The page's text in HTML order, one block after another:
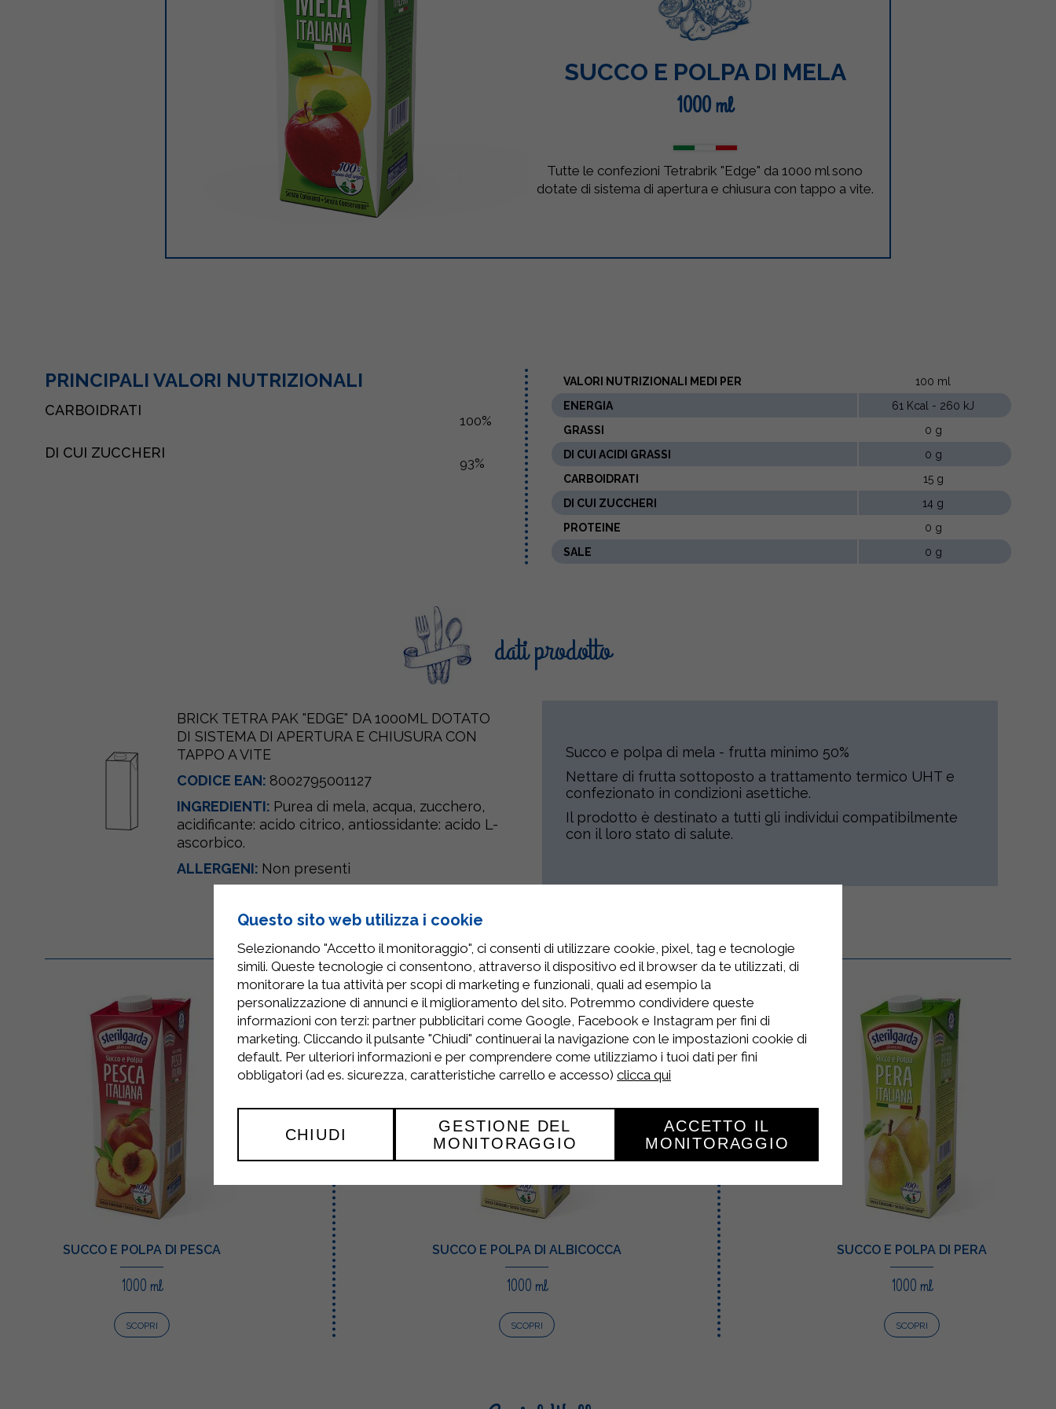
SUCCO E POLPA DI MELA
1000 ml
Tutte le confezioni Tetrabrik "Edge" da 1000 ml sono
dotate di sistema di apertura e chiusura con tappo a vite.
PRINCIPALI VALORI NUTRIZIONALI
CARBOIDRATI
100%
DI CUI ZUCCHERI
93%
VALORI NUTRIZIONALI MEDI PER
100 ml
ENERGIA
61 Kcal - 260 kJ
GRASSI
0 g
DI CUI ACIDI GRASSI
0 g
CARBOIDRATI
15 g
DI CUI ZUCCHERI
14 g
PROTEINE
0 g
SALE
0 g
dati prodotto
BRICK TETRA PAK "EDGE" DA 1000ML DOTATO
DI SISTEMA DI APERTURA E CHIUSURA CON
TAPPO A VITE
CODICE EAN: 8002795001127
INGREDIENTI: Purea di mela, acqua, zucchero,
acidificante: acido citrico, antiossidante: acido L-
ascorbico.
ALLERGENI: Non presenti
Succo e polpa di mela - frutta minimo 50%
Nettare di frutta sottoposto a trattamento termico UHT e
confezionato in condizioni asettiche.
Il prodotto è destinato a tutti gli individui compatibilmente
con il loro stato di salute.
Prodotti Correlati
SUCCO E POLPA DI PESCA
1000 ml
SCOPRI
SUCCO E POLPA DI ALBICOCCA
1000 ml
SCOPRI
SUCCO E POLPA DI PERA
1000 ml
SCOPRI
Questo sito web utilizza i cookie
Selezionando "Accetto il monitoraggio", ci consenti di utilizzare cookie, pixel, tag e tecnologie
simili. Queste tecnologie ci consentono, attraverso il dispositivo ed il browser da te utilizzati, di
monitorare la tua attività per scopi di marketing e funzionali, quali ad esempio la
personalizzazione di annunci e il miglioramento del sito. Potremmo condividere queste
informazioni con terzi: partner pubblicitari come Google, Facebook e Instagram per fini di
marketing. Cliccando il pulsante "Chiudi" continuerai la navigazione con le impostazioni cookie di
default. Per ulteriori informazioni e per comprendere come utilizziamo i tuoi dati per fini
obbligatori (ad es. sicurezza, caratteristiche carrello e accesso) clicca qui
CHIUDI
GESTIONE DEL
MONITORAGGIO
ACCETTO IL
MONITORAGGIO